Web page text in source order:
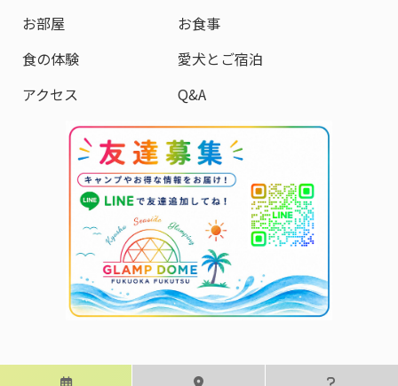
お部屋
お食事
食の体験
愛犬とご宿泊
アクセス
Q&A
©2021-2026 Booking Resort, Inc.